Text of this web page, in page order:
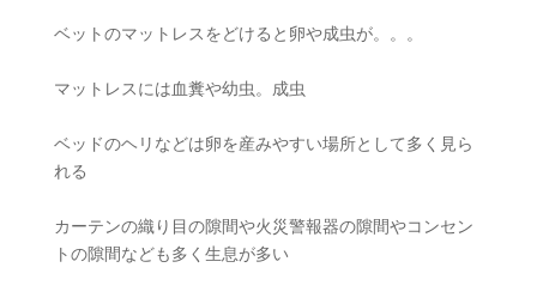
ベットのマットレスをどけると卵や成虫が。。。
マットレスには血糞や幼虫。成虫
ベッドのヘリなどは卵を産みやすい場所として多く見ら
れる
カーテンの織り目の隙間や火災警報器の隙間やコンセン
トの隙間なども多く生息が多い